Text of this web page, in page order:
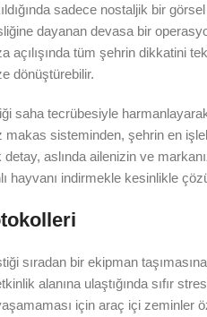
sadece nostaljik bir
dayanan devasa bir
tüm şehrin dikkatini
dönüştürebilir.
saha tecrübesiyle
makas sisteminden, şehrin en
aslında ailenizin ve
hayvanı indirmekle kesinlikle
sıradan bir ekipman
alanına ulaştığında sıfır
için araç içi zeminler